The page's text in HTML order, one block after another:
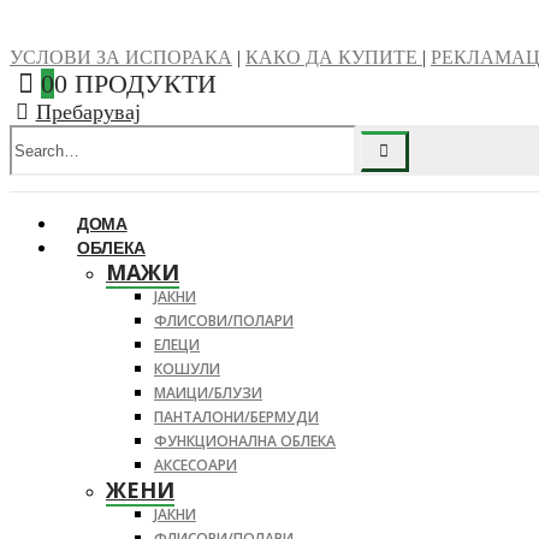
УСЛОВИ ЗА ИСПОРАКА | КАКО ДА КУПИТЕ |
00 ПРОДУКТИ
Пребарувај
ДОМА
ОБЛЕКА
МАЖИ
ЈАКНИ
ФЛИСОВИ/ПОЛАРИ
ЕЛЕЦИ
КОШУЛИ
МАИЦИ/БЛУЗИ
ПАНТАЛОНИ/БЕРМУДИ
ФУНКЦИОНАЛНА ОБЛЕКА
АКСЕСОАРИ
ЖЕНИ
ЈАКНИ